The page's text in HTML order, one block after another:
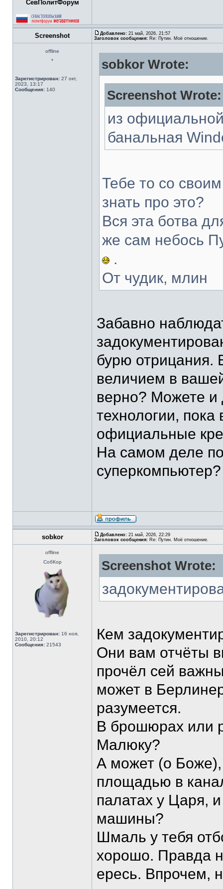
СевПолитФорум
Screenshot Добавлено: 21 май, 2026, 21:57
Заголовок сообщения: Re: Путин. Моё отношение.
offline
*
Зарегистрирован: 27 окт,
2023, 13:17
Сообщения: 140
sobkor Wrote:
Screenshot Wrote:
из
банальная
Тебе то со
знать про это?
Вся эта ботва
же сам небось
.
От чудик, млин
Забавно
бурю отрицания.
величием в
верно? Можете
технологии,
официальные
На самом деле
sobkor Добавлено: 21 май, 2026, 22:29
Заголовок сообщения: Re: Путин. Моё отношение.
offline
СобКор
Зарегистрирован: 16 ноя,
2010, 20:12
Сообщения: 21543
Screenshot Wrote:
Кем
Они вам отчёты
прочёл сей
может в
разумеется.
В брошюрах или
Малюку?
А может (о Боже),
площадью в
палатах у Царя,
машины?
Шмаль у тебя
хорошо. Правда
ересь. Впрочем,